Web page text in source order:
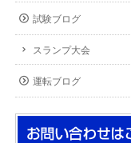
試験ブログ
スランプ大会
運転ブログ